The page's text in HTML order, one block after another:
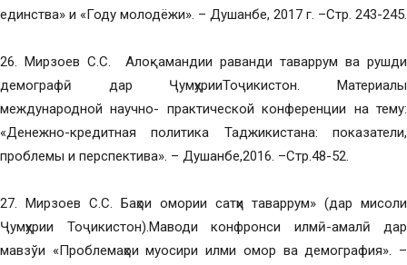
единства» и «Году молодёжи». – Душанбе, 2017 г. –Стр. 243-245.
26. Мирзоев С.С.
Алоқамандии раванди таваррум ва рушди
демографӣ дар ҶумҳурииТоҷикистон. Материалы
международной научно- практической конференции на тему:
«Денежно-кредитная политика Таджикистана: показатели,
проблемы и перспектива». – Душанбе,2016. –Стр.48-52.
27. Мирзоев С.С. Баҳои омории сатҳи таваррум» (дар мисоли
Ҷумҳурии Тоҷикистон).Маводи конфронси илмӣ-амалӣ дар
мавзўи «Проблемаҳои муосири илми омор ва демография». –